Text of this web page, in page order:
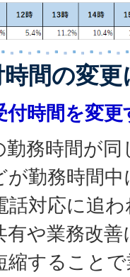
間の変
付時間を変
務時間が
が勤務時間
話対応に追
有や業務改
縮すること